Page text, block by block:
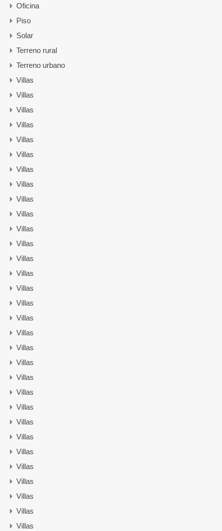
Oficina
Piso
Solar
Terreno rural
Terreno urbano
Villas
Villas
Villas
Villas
Villas
Villas
Villas
Villas
Villas
Villas
Villas
Villas
Villas
Villas
Villas
Villas
Villas
Villas
Villas
Villas
Villas
Villas
Villas
Villas
Villas
Villas
Villas
Villas
Villas
Villas
Villas